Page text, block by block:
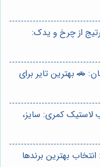
از چرخ و یدک:
🚗 بهترین تایر برای
لاستیک کمری: سایز،
بهترین برندها